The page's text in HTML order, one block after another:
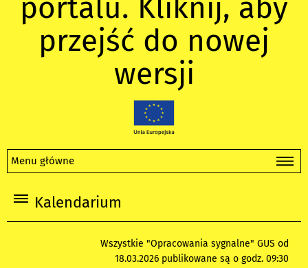
portalu. Kliknij, aby
przejść do nowej
wersji
Menu główne
Kalendarium
Wszystkie "Opracowania sygnalne" GUS od
18.03.2026 publikowane są o godz. 09:30